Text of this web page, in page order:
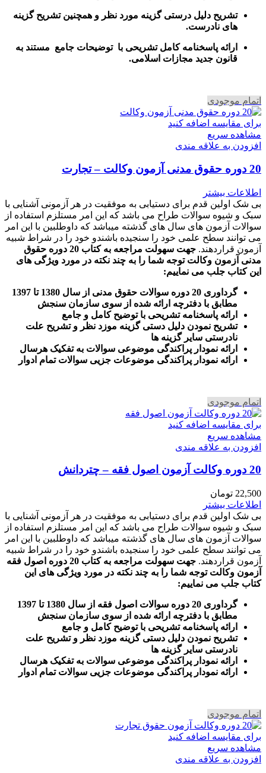
تشریح دلیل درستی گزینه مورد نظر و همچنین تشریح گزینه
های نادرست.
ارائه پاسخنامه کامل تشریحی با توضیحات جامع مستند به
قانون جدید مجازات اسلامی.
اتمام موجودی
برای مقایسه اضافه کنید
مشاهده سریع
افزودن به علاقه مندی
20 دوره حقوق مدنی آزمون وکالت – تجارت
اطلاعات بیشتر
بی شک اولین قدم برای دستیابی به موفقیت در هر آزمونی آشنایی با
سبک و شیوه سوالات طراح می باشد که این امر مستلزم استفاده از
سوالات آزمون های سال های گذشته میباشد که داوطلبین با این امر
می توانند سطح علمی خود را سنجیده باشندو خود را در شراط شبیه
آزمون قراردهند.
جهت سهولت مراجعه به کتاب 20 دوره حقوق
مدنی آزمون وکالت توجه شما را به چند نکته در مورد ویژگی های
این کتاب جلب می نماییم:
گرداوری 20 دوره سوالات حقوق مدنی از سال 1380 تا 1397
مطابق با دفترچه ارائه شده از سوی سازمان سنجش
ارائه پاسخنامه تشریحی با توضیح کامل و جامع
تشریح نمودن دلیل دستی گزینه موزد نظر و تشریح علت
نادرستی سایر گزینه ها
ارائه نمودار پراکندگی موضوعی سوالات به تفکیک هرسال
رائه نمودار پراکندگی موضوعات جزیی سوالات تمام ادوار
اتمام موجودی
برای مقایسه اضافه کنید
مشاهده سریع
افزودن به علاقه مندی
20 دوره وکالت آزمون اصول فقه – چتردانش
22,500 تومان
اطلاعات بیشتر
بی شک اولین قدم برای دستیابی به موفقیت در هر آزمونی آشنایی با
سبک و شیوه سوالات طراح می باشد که این امر مستلزم استفاده از
سوالات آزمون های سال های گذشته میباشد که داوطلبین با این امر
می توانند سطح علمی خود را سنجیده باشندو خود را در شراط شبیه
آزمون قراردهند.
جهت سهولت مراجعه به کتاب 20 دوره اصول فقه
آزمون وکالت توجه شما را به چند نکته در مورد ویژگی های این
کتاب جلب می نماییم:
گرداوری 20 دوره سوالات اصول فقه از سال 1380 تا 1397
مطابق با دفترچه ارائه شده از سوی سازمان سنجش
ارائه پاسخنامه تشریحی با توضیح کامل و جامع
تشریح نمودن دلیل دستی گزینه موزد نظر و تشریح علت
نادرستی سایر گزینه ها
ارائه نمودار پراکندگی موضوعی سوالات به تفکیک هرسال
رائه نمودار پراکندگی موضوعات جزیی سوالات تمام ادوار
اتمام موجودی
برای مقایسه اضافه کنید
مشاهده سریع
افزودن به علاقه مندی